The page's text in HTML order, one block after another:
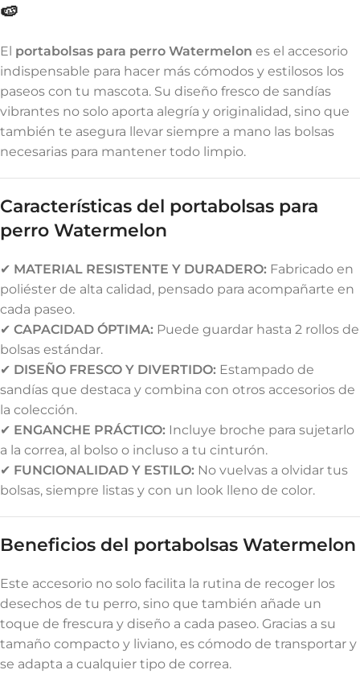
🍉
El portabolsas para perro Watermelon es el accesorio
indispensable para hacer más cómodos y estilosos los
paseos con tu mascota. Su diseño fresco de sandías
vibrantes no solo aporta alegría y originalidad, sino que
también te asegura llevar siempre a mano las bolsas
necesarias para mantener todo limpio.
Características del portabolsas para
perro Watermelon
✔ MATERIAL RESISTENTE Y DURADERO: Fabricado en
poliéster de alta calidad, pensado para acompañarte en
cada paseo.
✔ CAPACIDAD ÓPTIMA: Puede guardar hasta 2 rollos de
bolsas estándar.
✔ DISEÑO FRESCO Y DIVERTIDO: Estampado de
sandías que destaca y combina con otros accesorios de
la colección.
✔ ENGANCHE PRÁCTICO: Incluye broche para sujetarlo
a la correa, al bolso o incluso a tu cinturón.
✔ FUNCIONALIDAD Y ESTILO: No vuelvas a olvidar tus
bolsas, siempre listas y con un look lleno de color.
Beneficios del portabolsas Watermelon
Este accesorio no solo facilita la rutina de recoger los
desechos de tu perro, sino que también añade un
toque de frescura y diseño a cada paseo. Gracias a su
tamaño compacto y liviano, es cómodo de transportar y
se adapta a cualquier tipo de correa.